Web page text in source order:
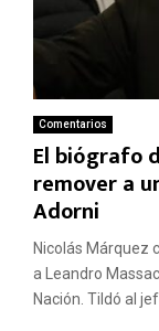
Comentarios
El biógrafo
remover a
Adorni
Nicolás Márquez
a Leandro
Nación. Tildó al